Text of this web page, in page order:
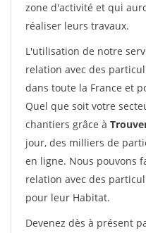
zone d'activité et qui
réaliser leurs travaux.
L'utilisation de notre
relation avec des
dans toute la France et
Quel que soit votre
chantiers grâce à
jour, des milliers de
en ligne. Nous pouvons
relation avec des
pour leur Habitat.
Devenez dès à présent